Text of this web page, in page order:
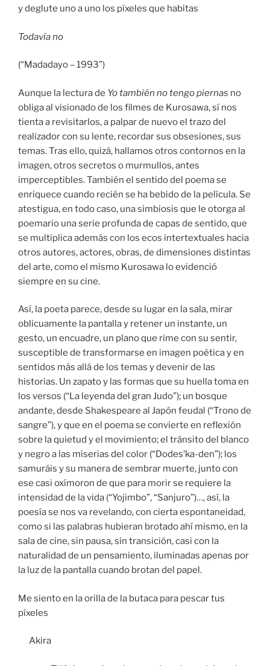
y deglute uno a uno los píxeles que habitas
Todavía no
(“Madadayo – 1993”)
Aunque la lectura de Yo también no tengo piernas no
obliga al visionado de los filmes de Kurosawa, sí nos
tienta a revisitarlos, a palpar de nuevo el trazo del
realizador con su lente, recordar sus obsesiones, sus
temas. Tras ello, quizá, hallamos otros contornos en la
imagen, otros secretos o murmullos, antes
imperceptibles. También el sentido del poema se
enriquece cuando recién se ha bebido de la película. Se
atestigua, en todo caso, una simbiosis que le otorga al
poemario una serie profunda de capas de sentido, que
se multiplica además con los ecos intertextuales hacia
otros autores, actores, obras, de dimensiones distintas
del arte, como el mismo Kurosawa lo evidenció
siempre en su cine.
Así, la poeta parece, desde su lugar en la sala, mirar
oblicuamente la pantalla y retener un instante, un
gesto, un encuadre, un plano que rime con su sentir,
susceptible de transformarse en imagen poética y en
sentidos más allá de los temas y devenir de las
historias. Un zapato y las formas que su huella toma en
los versos (“La leyenda del gran Judo”); un bosque
andante, desde Shakespeare al Japón feudal (“Trono de
sangre”), y que en el poema se convierte en reflexión
sobre la quietud y el movimiento; el tránsito del blanco
y negro a las miserias del color (“Dodes’ka-den”); los
samuráis y su manera de sembrar muerte, junto con
ese casi oxímoron de que para morir se requiere la
intensidad de la vida (“Yojimbo”, “Sanjuro”)…, así, la
poesía se nos va revelando, con cierta espontaneidad,
como si las palabras hubieran brotado ahí mismo, en la
sala de cine, sin pausa, sin transición, casi con la
naturalidad de un pensamiento, iluminadas apenas por
la luz de la pantalla cuando brotan del papel.
Me siento en la orilla de la butaca para pescar tus
píxeles
Akira